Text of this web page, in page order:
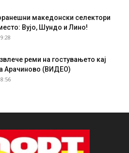
македонски селектори
Вујо, Шундо и Лино!
реми на гостувањето кај
Арачиново (ВИДЕО)